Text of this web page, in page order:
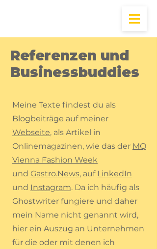
Referenzen und
Businessbuddies
Meine Texte findest du als
Blogbeiträge auf meiner
Webseite, als Artikel in
Onlinemagazinen, wie das der MQ
Vienna Fashion Week
und Gastro.News, auf LinkedIn
und Instagram. Da ich häufig als
Ghostwriter fungiere und daher
mein Name nicht genannt wird,
hier ein Auszug an Unternehmen
für die oder mit denen ich